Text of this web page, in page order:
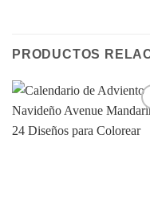
PRODUCTOS
a la